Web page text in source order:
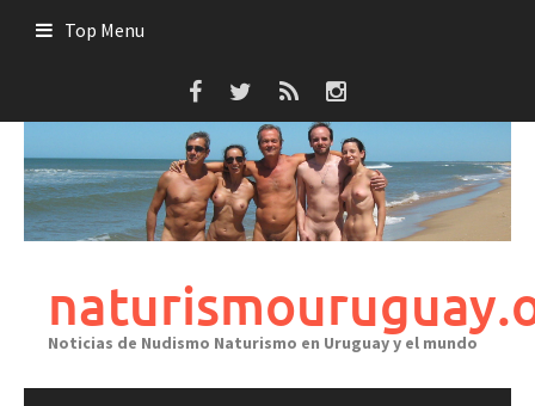
Top Menu
Noticias de Nudismo Naturismo en Uruguay y el mundo